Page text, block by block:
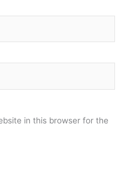
in this browser for the